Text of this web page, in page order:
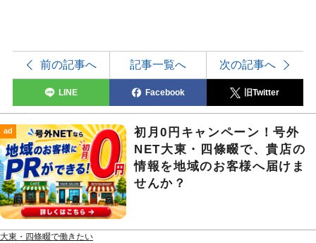
前の記事へ 記事一覧へ 次の記事へ
LINE Facebook 旧Twitter
ad
初月0円キャンペーン！号外
NET大東・四條畷で、貴店の
情報を地域のお客様へ届けま
せんか？
大東・四條畷で働きたい